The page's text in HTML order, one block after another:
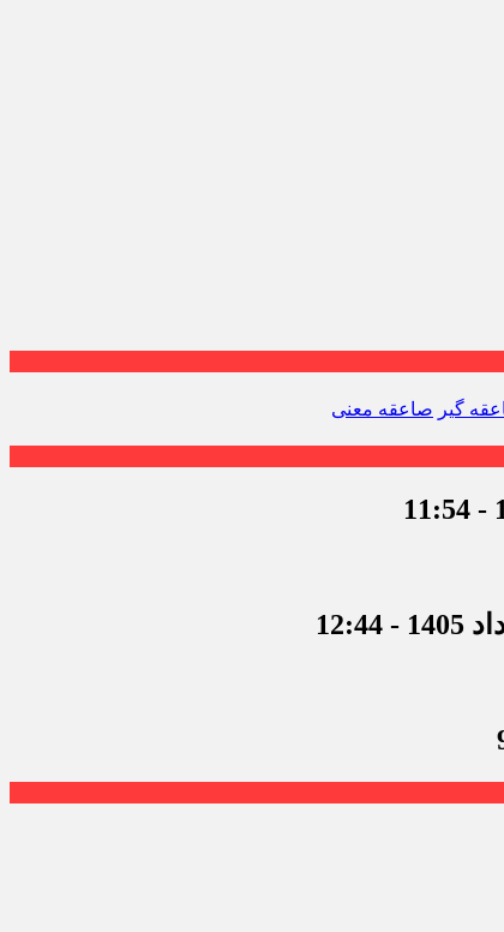
گیر صاعقه معنی